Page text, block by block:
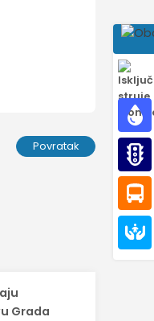
Povratak
Grada